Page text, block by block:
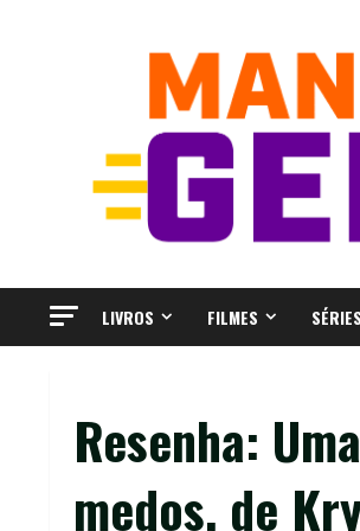
LIVROS FILMES SÉRIES
Resenha:
medos, de